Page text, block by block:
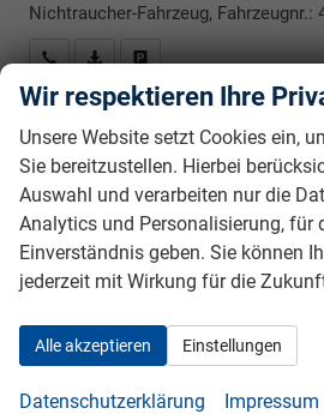
Nichtraucher-Fahrzeug, Fahrzeugnr.:
Rückrufbitte absenden
PDF-Datei, Fahrzeugexposé
Skoda Fabia Essence
KONFIGURIERBAR
Wir respektieren Ihre
Unsere Website setzt Cookies ein,
Sie bereitzustellen. Hierbei
Auswahl und verarbeiten nur die
Analytics und Personalisierung, für
Einverständnis geben. Sie können
jederzeit mit Wirkung für die
Alle akzeptieren Einstellungen
Datenschutzerklärung Impressum